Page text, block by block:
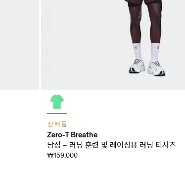
신제품
Zero-T Breathe
남성 – 러닝 훈련 및 레이싱용 러닝 티셔츠
₩159,000